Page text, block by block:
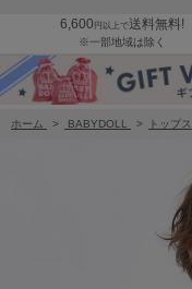
6,600 円以上で送料無料!
※一部地域は除く
ホーム > BABYDOLL > トップス